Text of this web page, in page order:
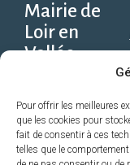
Pour offrir les meilleures
que les cookies pour
fait de consentir à ces
telles que le
Mairie de
Loir en
Vallée
Alexandre, 1er
étage,
72340 Loir en